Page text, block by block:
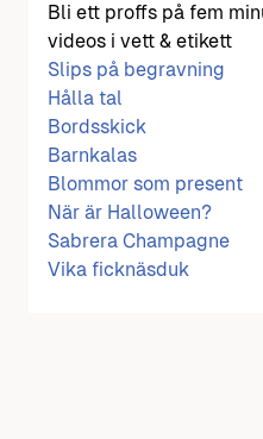
Bli ett proffs på fem
videos i vett & etikett
Slips på begravning
Hålla tal
Bordsskick
Barnkalas
Blommor som present
När är Halloween?
Sabrera Champagne
Vika ficknäsduk